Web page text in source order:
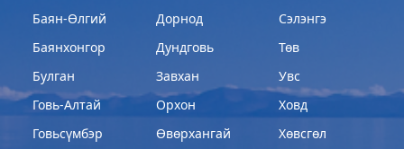
Баян-Өлгий
Баянхонгор
Булган
Говь-Алтай
Говьсүмбэр
Дорнод
Дундговь
Завхан
Орхон
Өвөрхангай
Сэлэнгэ
Төв
Увс
Ховд
Хөвсгөл